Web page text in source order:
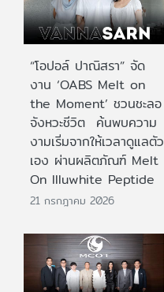
“โอปอล์ ปาณิสรา” จัด
งาน ‘OABS Melt on
the Moment’ ชวนชะลอ
จังหวะชีวิต ค้นพบความ
งามเริ่มจากให้เวลาดูแลตัว
เอง ผ่านผลิตภัณฑ์ Melt
On Illuwhite Peptide
21 กรกฎาคม 2026